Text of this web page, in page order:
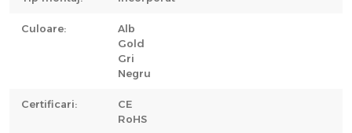
Culoare:
Alb
Gold
Gri
Negru
Certificari:
CE
RoHS